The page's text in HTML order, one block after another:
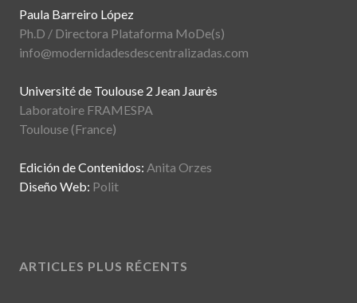
Paula Barreiro López
Ph.D / Directora Plataforma MoDe(s)
info@modernidadesdescentralizadas.com
Université de Toulouse 2 Jean Jaurès
Laboratoire FRAMESPA
Toulouse (France)
Edición de Contenidos: Anita Orzes
Diseño Web: Polit
ARTICLES PLUS RÉCENTS